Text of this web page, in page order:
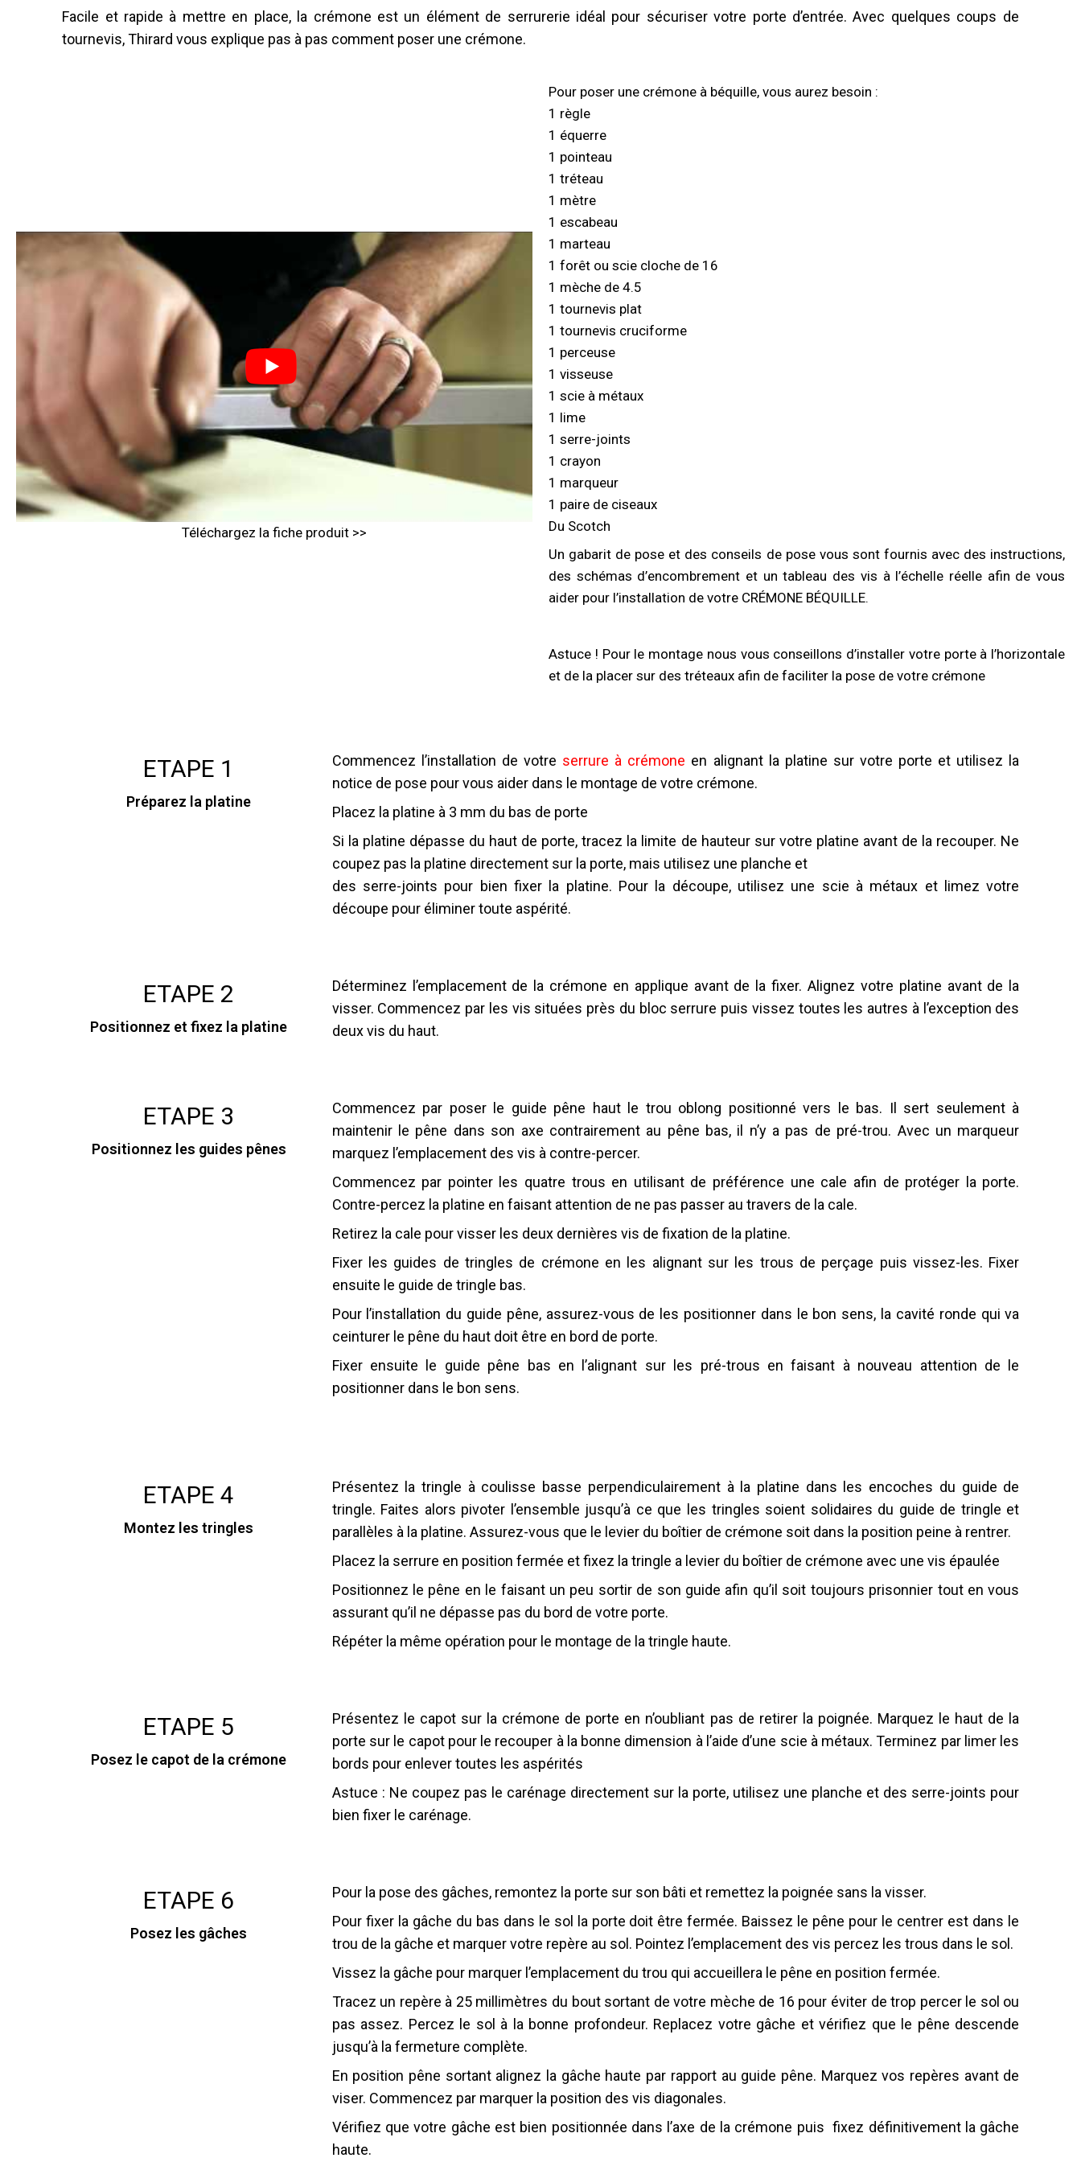
Facile et rapide à mettre en place, la crémone est un élément de serrurerie idéal pour sécuriser votre porte d’entrée. Avec quelques coups de
tournevis, Thirard vous explique pas à pas comment poser une crémone.
Téléchargez la fiche produit >>
Pour poser une crémone à béquille, vous aurez besoin :
1 règle
1 équerre
1 pointeau
1 tréteau
1 mètre
1 escabeau
1 marteau
1 forêt ou scie cloche de 16
1 mèche de 4.5
1 tournevis plat
1 tournevis cruciforme
1 perceuse
1 visseuse
1 scie à métaux
1 lime
1 serre-joints
1 crayon
1 marqueur
1 paire de ciseaux
Du Scotch
Un gabarit de pose et des conseils de pose vous sont fournis avec des instructions,
des schémas d’encombrement et un tableau des vis à l’échelle réelle afin de vous
aider pour l’installation de votre CRÉMONE BÉQUILLE.
Astuce ! Pour le montage nous vous conseillons d’installer votre porte à l’horizontale
et de la placer sur des tréteaux afin de faciliter la pose de votre crémone
ETAPE 1
Préparez la platine
Commencez l’installation de votre serrure à crémone en alignant la platine sur votre porte et utilisez la
notice de pose pour vous aider dans le montage de votre crémone.
Placez la platine à 3 mm du bas de porte
Si la platine dépasse du haut de porte, tracez la limite de hauteur sur votre platine avant de la recouper. Ne
coupez pas la platine directement sur la porte, mais utilisez une planche et
des serre-joints pour bien fixer la platine. Pour la découpe, utilisez une scie à métaux et limez votre
découpe pour éliminer toute aspérité.
ETAPE 2
Positionnez et fixez la platine
Déterminez l’emplacement de la crémone en applique avant de la fixer. Alignez votre platine avant de la
visser. Commencez par les vis situées près du bloc serrure puis vissez toutes les autres à l’exception des
deux vis du haut.
ETAPE 3
Positionnez les guides pênes
Commencez par poser le guide pêne haut le trou oblong positionné vers le bas. Il sert seulement à
maintenir le pêne dans son axe contrairement au pêne bas, il n’y a pas de pré-trou. Avec un marqueur
marquez l’emplacement des vis à contre-percer.
Commencez par pointer les quatre trous en utilisant de préférence une cale afin de protéger la porte.
Contre-percez la platine en faisant attention de ne pas passer au travers de la cale.
Retirez la cale pour visser les deux dernières vis de fixation de la platine.
Fixer les guides de tringles de crémone en les alignant sur les trous de perçage puis vissez-les. Fixer
ensuite le guide de tringle bas.
Pour l’installation du guide pêne, assurez-vous de les positionner dans le bon sens, la cavité ronde qui va
ceinturer le pêne du haut doit être en bord de porte.
Fixer ensuite le guide pêne bas en l’alignant sur les pré-trous en faisant à nouveau attention de le
positionner dans le bon sens.
ETAPE 4
Montez les tringles
Présentez la tringle à coulisse basse perpendiculairement à la platine dans les encoches du guide de
tringle. Faites alors pivoter l’ensemble jusqu’à ce que les tringles soient solidaires du guide de tringle et
parallèles à la platine. Assurez-vous que le levier du boîtier de crémone soit dans la position peine à rentrer.
Placez la serrure en position fermée et fixez la tringle a levier du boîtier de crémone avec une vis épaulée
Positionnez le pêne en le faisant un peu sortir de son guide afin qu’il soit toujours prisonnier tout en vous
assurant qu’il ne dépasse pas du bord de votre porte.
Répéter la même opération pour le montage de la tringle haute.
ETAPE 5
Posez le capot de la crémone
Présentez le capot sur la crémone de porte en n’oubliant pas de retirer la poignée. Marquez le haut de la
porte sur le capot pour le recouper à la bonne dimension à l’aide d’une scie à métaux. Terminez par limer les
bords pour enlever toutes les aspérités
Astuce : Ne coupez pas le carénage directement sur la porte, utilisez une planche et des serre-joints pour
bien fixer le carénage.
ETAPE 6
Posez les gâches
Pour la pose des gâches, remontez la porte sur son bâti et remettez la poignée sans la visser.
Pour fixer la gâche du bas dans le sol la porte doit être fermée. Baissez le pêne pour le centrer est dans le
trou de la gâche et marquer votre repère au sol. Pointez l’emplacement des vis percez les trous dans le sol.
Vissez la gâche pour marquer l’emplacement du trou qui accueillera le pêne en position fermée.
Tracez un repère à 25 millimètres du bout sortant de votre mèche de 16 pour éviter de trop percer le sol ou
pas assez. Percez le sol à la bonne profondeur. Replacez votre gâche et vérifiez que le pêne descende
jusqu’à la fermeture complète.
En position pêne sortant alignez la gâche haute par rapport au guide pêne. Marquez vos repères avant de
viser. Commencez par marquer la position des vis diagonales.
Vérifiez que votre gâche est bien positionnée dans l’axe de la crémone puis fixez définitivement la gâche
haute.